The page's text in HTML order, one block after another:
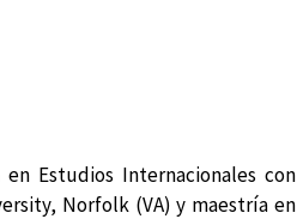
Estudios Internacionales con
Norfolk (VA) y maestría en